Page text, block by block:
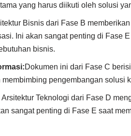
yang harus diikuti oleh solusi
Bisnis dari Fase B
Ini akan sangat penting di Fase
bisnis.
Dokumen ini dari Fase C
pengembangan solusi
Teknologi dari Fase D
sangat penting di Fase E saat